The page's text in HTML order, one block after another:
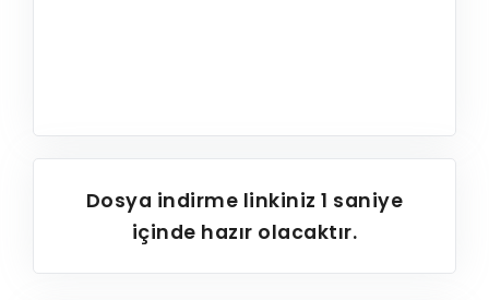
Dosya indirme linkiniz1 saniye
içinde hazır olacaktır.